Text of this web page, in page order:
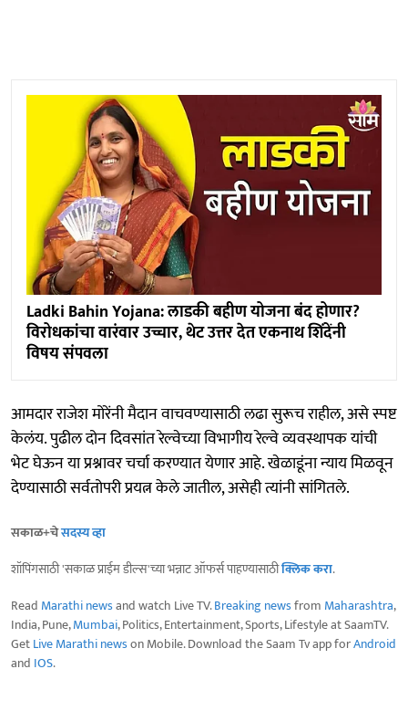
Ladki Bahin Yojana: लाडकी बहीण योजना बंद होणार?
विरोधकांचा वारंवार उच्चार, थेट उत्तर देत एकनाथ शिंदेंनी
विषय संपवला
आमदार राजेश मोरेंनी मैदान वाचवण्यासाठी लढा सुरूच राहील, असे स्पष्ट
केलंय. पुढील दोन दिवसांत रेल्वेच्या विभागीय रेल्वे व्यवस्थापक यांची
भेट घेऊन या प्रश्नावर चर्चा करण्यात येणार आहे. खेळाडूंना न्याय मिळवून
देण्यासाठी सर्वतोपरी प्रयत्न केले जातील, असेही त्यांनी सांगितले.
सकाळ+चेसदस्य व्हा
शॉपिंगसाठी 'सकाळ प्राईम डील्स'च्या भन्नाट ऑफर्स पाहण्यासाठीक्लिक करा.
Read Marathi newsand watch Live TV.Breaking newsfrom Maharashtra,
India, Pune,Mumbai, Politics, Entertainment, Sports, Lifestyle at SaamTV.
GetLive Marathi newson Mobile. Download the Saam Tv app forAndroid
and IOS.